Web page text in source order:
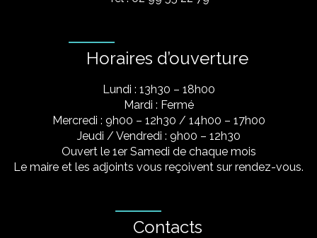
Horaires d’ouverture
Lundi : 13h30 – 18h00
Mardi : Fermé
Mercredi : 9h00 – 12h30 / 14h00 – 17h00
Jeudi / Vendredi : 9h00 – 12h30
Ouvert le 1er Samedi de chaque mois
Le maire et les adjoints vous reçoivent sur rendez-vous.
Contacts